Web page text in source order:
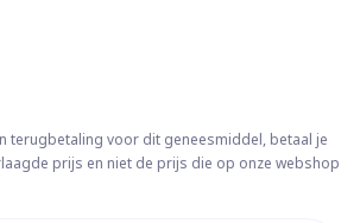
terugbetaling voor dit geneesmiddel, betaal je
prijs en niet de prijs die op onze webshop